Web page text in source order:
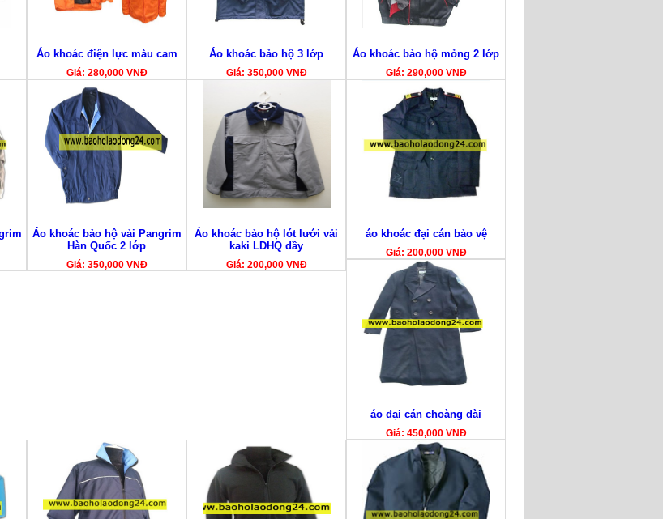
Áo khoác điện lực màu cam
Giá: 280,000 VNĐ
Áo khoác bảo hộ 3 lớp
Giá: 350,000 VNĐ
Áo khoác bảo hộ mỏng 2 lớp
Giá: 290,000 VNĐ
Áo khoác bảo hộ vải Pangrim
Hàn Quốc 2 lớp
Giá: 350,000 VNĐ
Áo khoác bảo hộ lót lưới vải
kaki LDHQ dầy
Giá: 200,000 VNĐ
áo khoác đại cán bảo vệ
Giá: 200,000 VNĐ
áo đại cán choàng dài
Giá: 450,000 VNĐ